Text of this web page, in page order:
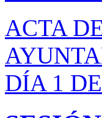
ACTA
DÍA 1